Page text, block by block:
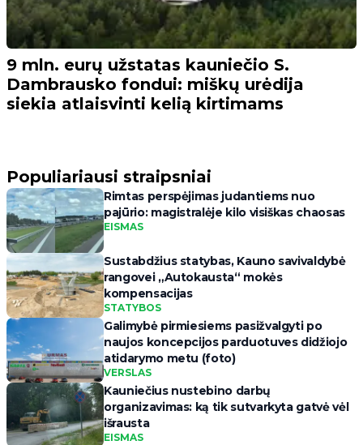
9 mln. eurų užstatas kauniečio S.
Dambrausko fondui: miškų urėdija
siekia atlaisvinti kelią kirtimams
Populiariausi straipsniai
Rimtas perspėjimas judantiems nuo
pajūrio: magistralėje kilo visiškas chaosas
EISMAS
Sustabdžius statybas, Kauno savivaldybė
rangovei „Autokausta“ mokės
kompensacijas
STATYBOS
Galimybė pirmiesiems pasižvalgyti po
naujos koncepcijos parduotuves didžiojo
atidarymo metu (foto)
VERSLAS
Kauniečius nustebino darbų
organizavimas: ką tik sutvarkyta gatvė vėl
išrausta
EISMAS